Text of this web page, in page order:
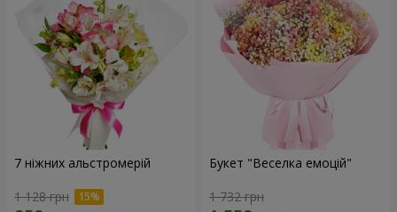
7 ніжних альстромерій
1 128 грн
Букет "Веселка емоцій"
1 732 грн